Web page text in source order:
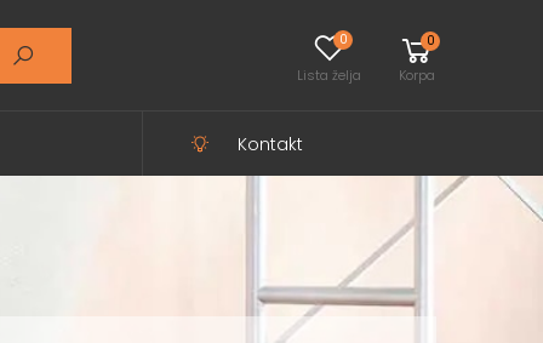
0
Lista želja
0
Korpa
Kontakt